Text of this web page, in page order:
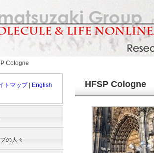
Cologne
トマップ| English
の人々
HFSP Cologne